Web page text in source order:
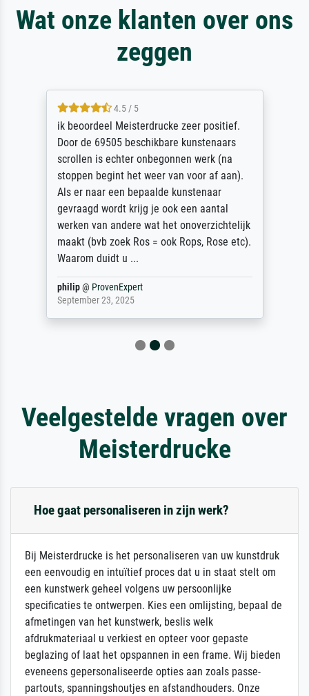
Wat onze klanten over ons
zeggen
4.5 / 5
ik beoordeel Meisterdrucke zeer positief.
Door de 69505 beschikbare kunstenaars
scrollen is echter onbegonnen werk (na
stoppen begint het weer van voor af aan).
Als er naar een bepaalde kunstenaar
gevraagd wordt krijg je ook een aantal
werken van andere wat het onoverzichtelijk
maakt (bvb zoek Ros = ook Rops, Rose etc).
Waarom duidt u ...
philip@ ProvenExpert
September 23, 2025
Veelgestelde vragen over
Meisterdrucke
Hoe gaat personaliseren in zijn werk?
Bij Meisterdrucke is het personaliseren van uw kunstdruk
een eenvoudig en intuïtief proces dat u in staat stelt om
een kunstwerk geheel volgens uw persoonlijke
specificaties te ontwerpen. Kies een omlijsting, bepaal de
afmetingen van het kunstwerk, beslis welk
afdrukmateriaal u verkiest en opteer voor gepaste
beglazing of laat het opspannen in een frame. Wij bieden
eveneens gepersonaliseerde opties aan zoals passe-
partouts, spanningshoutjes en afstandhouders. Onze